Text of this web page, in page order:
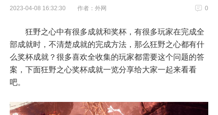
2023-04-08 16:32:30 作者：外网 0
狂野之心中有很多成就和奖杯，有很多玩家在完成全
部成就时，不清楚成就的完成方法，那么狂野之心都有什
么奖杯成就？很多喜欢全收集的玩家都需要这个问题的答
案，下面狂野之心奖杯成就一览分享给大家一起来看看
吧。